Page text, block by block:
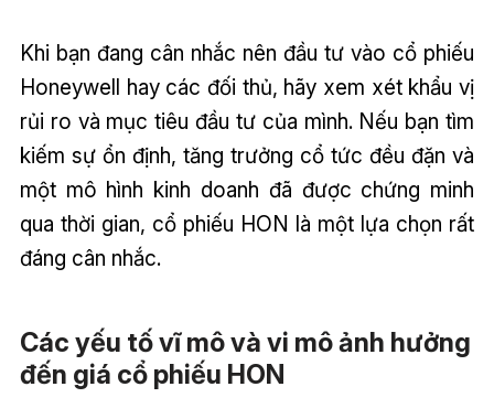
Khi bạn đang cân nhắc nên đầu tư vào cổ phiếu
Honeywell hay các đối thủ, hãy xem xét khẩu vị
rủi ro và mục tiêu đầu tư của mình. Nếu bạn tìm
kiếm sự ổn định, tăng trưởng cổ tức đều đặn và
một mô hình kinh doanh đã được chứng minh
qua thời gian, cổ phiếu HON là một lựa chọn rất
đáng cân nhắc.
Các yếu tố vĩ mô và vi mô ảnh hưởng
đến giá cổ phiếu HON